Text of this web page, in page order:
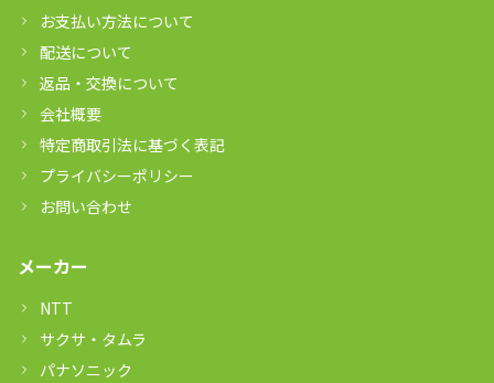
お支払い方法について
配送について
返品・交換について
会社概要
特定商取引法に基づく表記
プライバシーポリシー
お問い合わせ
メーカー
NTT
サクサ・タムラ
パナソニック